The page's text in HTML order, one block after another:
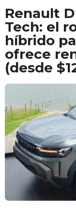
Renault
Tech: el
híbrido
ofrece
(desde